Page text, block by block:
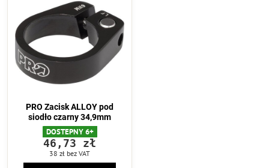
PRO Zacisk ALLOY pod
siodło czarny 34,9mm
DOSTEPNY 6+
46,73 zł
38 zł bez VAT